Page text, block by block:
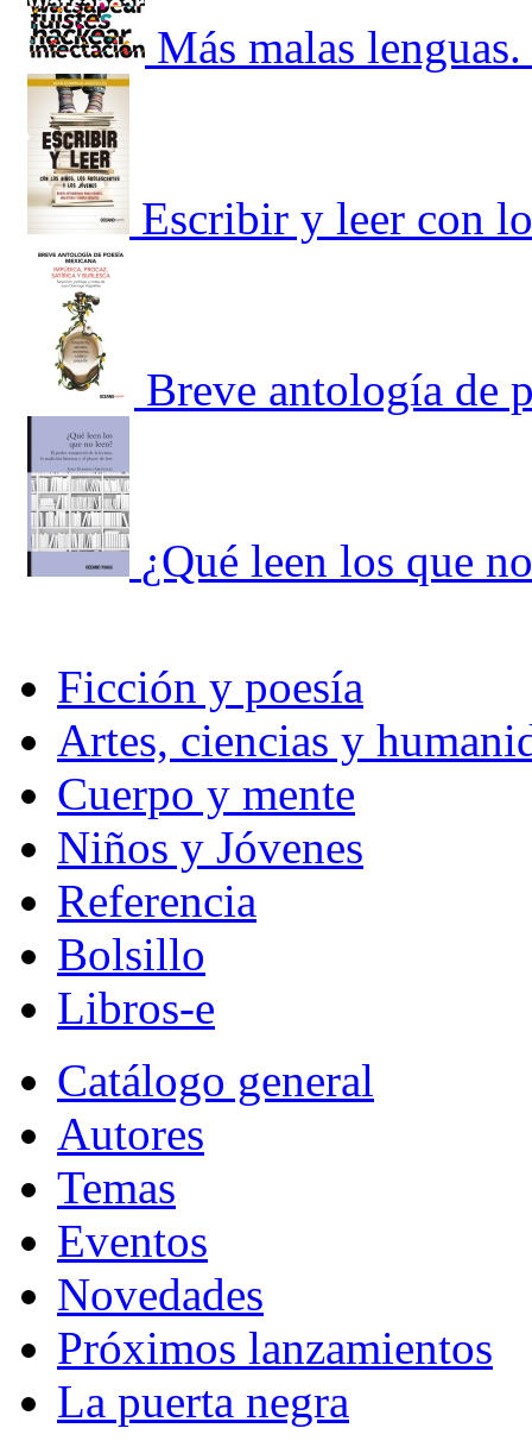
Más malas
Escribir y leer con
Breve antología de
¿Qué leen los que
Ficción y poesía
Artes, ciencias y
Cuerpo y mente
Niños y Jóvenes
Referencia
Bolsillo
Libros-e
Catálogo general
Autores
Temas
Eventos
Novedades
Próximos lanzamientos
La puerta negra